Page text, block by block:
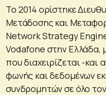
Το 2014 ορίστηκε
Μετάδοσης και
Network Strategy
Vodafone στην Ελλάδα,
που διαχειρίζεται -
φωνής και δεδομένων
συνδρομητών σε όλο